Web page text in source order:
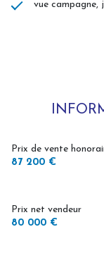
vue campagne,
Prix de vente
87 200 €
Prix net vendeur
80 000 €